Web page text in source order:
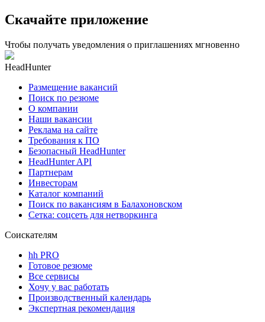
Скачайте приложение
Чтобы получать уведомления о приглашениях мгновенно
HeadHunter
Размещение вакансий
Поиск по резюме
О компании
Наши вакансии
Реклама на сайте
Требования к ПО
Безопасный HeadHunter
HeadHunter API
Партнерам
Инвесторам
Каталог компаний
Поиск по вакансиям в Балахоновском
Сетка: соцсеть для нетворкинга
Соискателям
hh PRO
Готовое резюме
Все сервисы
Хочу у вас работать
Производственный календарь
Экспертная рекомендация